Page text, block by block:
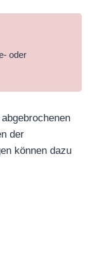
oder
der
können dazu